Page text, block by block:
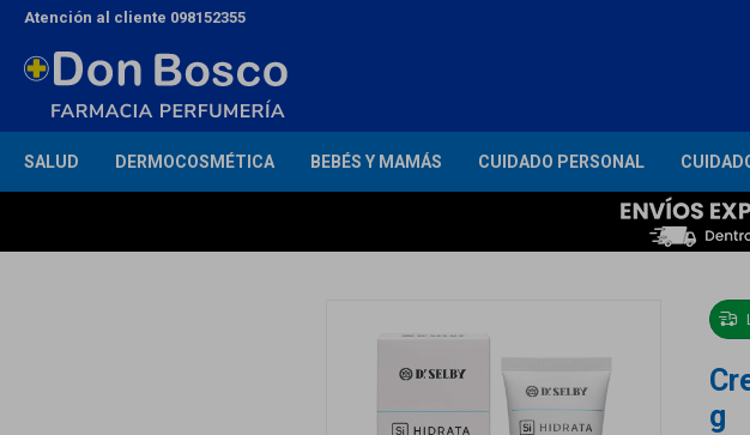
SALUD DERMOCOSMÉTICA BEBÉS Y MAMÁS CUIDADO PERSONAL
Atención al cliente 098152355
g